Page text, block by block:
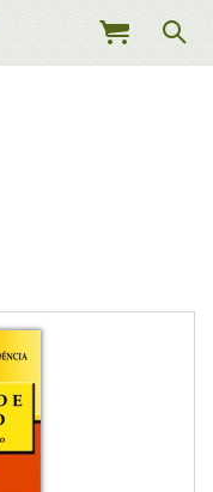
MEU
Dropdown